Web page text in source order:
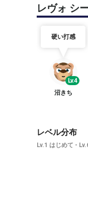
レヴォ シ
硬い打感
Lv.4
沼きち
レベル分布
Lv.1 はじめて -